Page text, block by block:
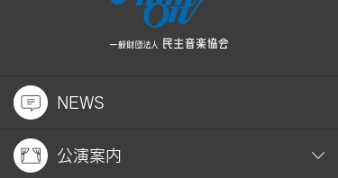
NEWS
公演案内